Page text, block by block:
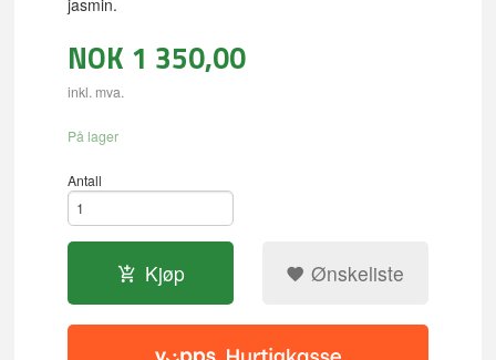
jasmin.
NOK 1 350,00
inkl. mva.
På lager
Antall
Kjøp Ønskeliste